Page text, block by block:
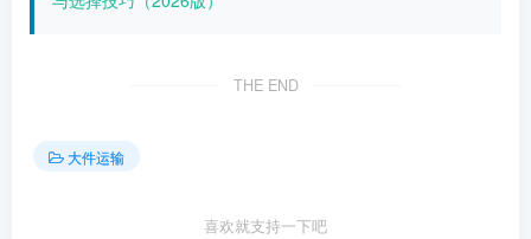
THE END
大件运输
喜欢就支持一下吧